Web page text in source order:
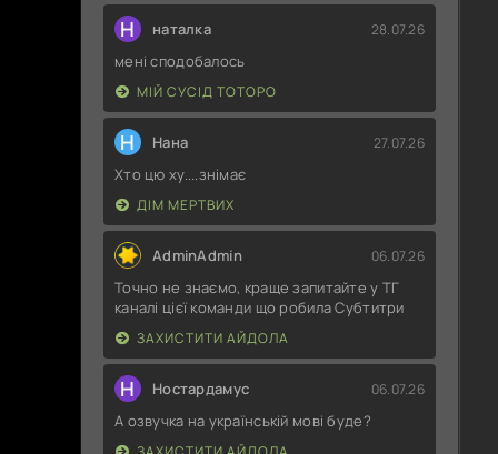
Н наталка 28.07.26
мені сподобалось
МІЙ СУСІД ТОТОРО
Н Нана 27.07.26
Хто цю ху....знімає
ДІМ МЕРТВИХ
AdminAdmin 06.07.26
Точно не знаємо, краще запитайте у ТГ
каналі цієї команди що робила Субтитри
ЗАХИСТИТИ АЙДОЛА
Н Ностардамус 06.07.26
А озвучка на українській мові буде?